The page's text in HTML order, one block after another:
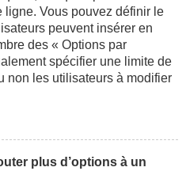
Vous pouvez définir le
peuvent insérer en
des « Options par
spécifier une limite de
non les utilisateurs à modifier
plus d’options à un